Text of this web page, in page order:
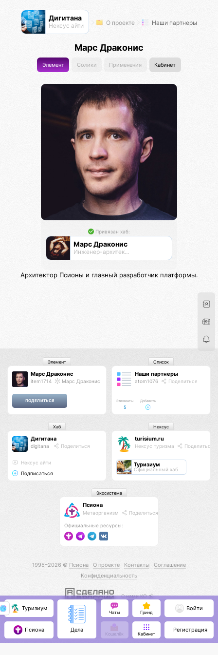
Дигитана
Нексус айти О проекте Наши партнеры
Марс Драконис
Элемент Солики Применения Кабинет
Привязан хаб:
Марс Драконис
Инженер-архитектор
Архитектор Псионы и главный разработчик платформы.
Марс Драконис
item1714 Марс Драконис
Элемент
Наши партнеры
atom1076 Поделиться
Элементы
5
Добавить
Список
Дигитана
digitana Поделиться
Нексус айти
Подписаться
Хаб
turisium.ru
Нексус туризма Поделиться
Туризиум
Официальный хаб
Нексус
Псиона
Метаорганизм Поделиться
Официальные ресурсы:
Экосистема
1995–2026 © Псиона О проекте Контакты
Соглашение
Конфиденциальность
С нами КО 🕉️
Туризиум
Псиона Дела
Чаты Гринд
Кошелёк Кабинет
Войти
Регистрация